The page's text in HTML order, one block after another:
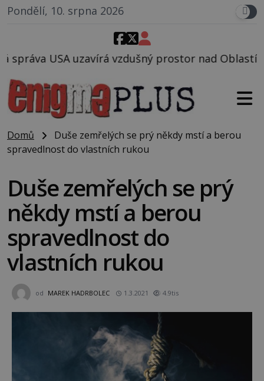
Pondělí, 10. srpna 2026
prostor nad Oblastí 51, mohlo to souviset
Domů
Duše zemřelých se prý někdy mstí a berou
spravedlnost do vlastních rukou
Duše zemřelých se prý
někdy mstí a berou
spravedlnost do
vlastních rukou
od MAREK HADRBOLEC 1.3.2021 4.9tis